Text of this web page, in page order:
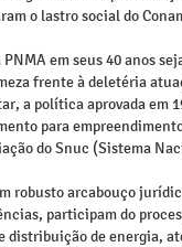
o lastro social do
em seus 40 anos
frente à deletéria
a política aprovada
para
do Snuc (Sistema
robusto arcabouço
participam do
de energia,